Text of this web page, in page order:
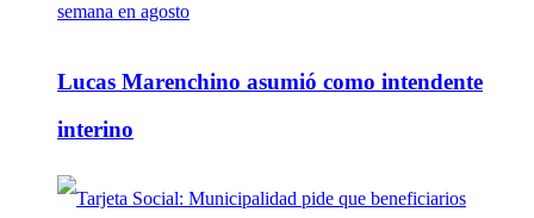
Lucas Marenchino asumió como intendente
interino